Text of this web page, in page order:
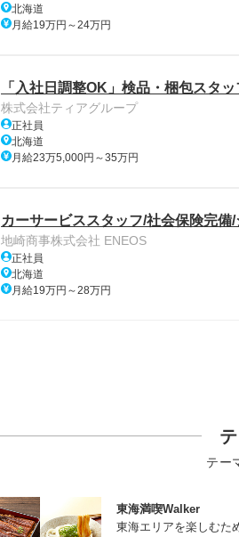
北海道
月給19万円～24万円
「入社日調整OK」検品・梱包スタ
株式会社ティアグループ
正社員
北海道
月給23万5,000円～35万円
カーサービススタッフ/社会保険完
地崎商事株式会社 ENEOS
正社員
北海道
月給19万円～28万円
テー
東海満喫Walker
東海エリアを楽しむた